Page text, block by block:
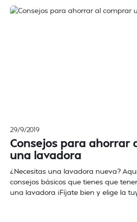
29/9/2019
Consejos para ahorrar
una lavadora
¿Necesitas una lavadora nueva?
consejos básicos que tienes que
una lavadora ¡Fíjate bien y elige la